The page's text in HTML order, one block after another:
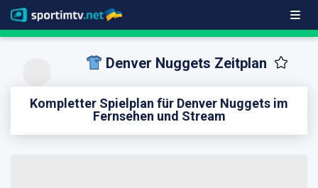
Denver Nuggets Zeitplan
Kompletter Spielplan für Denver Nuggets im
Fernsehen und Stream